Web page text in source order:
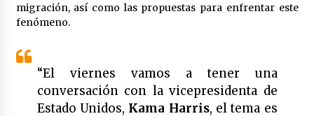
migración, así como las propuestas para enfrentar este
fenómeno.
“El viernes vamos a tener una
conversación con la vicepresidenta de
Estado Unidos, Kama Harris, el tema es